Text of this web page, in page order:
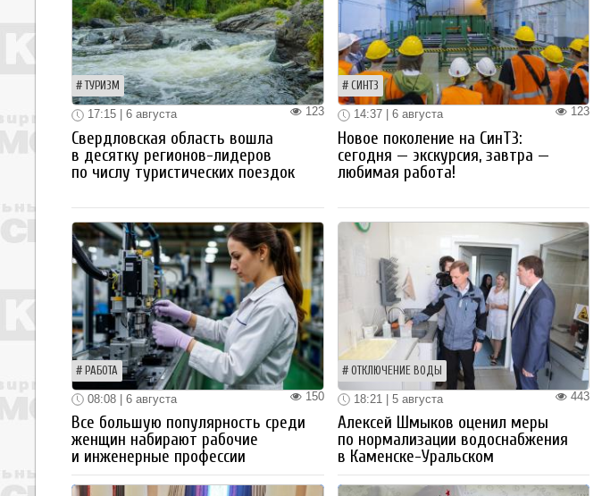
ТУРИЗМ
123
17:15 | 6 августа
Свердловская область вошла
в десятку регионов-лидеров
по числу туристических поездок
СИНТЗ
123
14:37 | 6 августа
Новое поколение на СинТЗ:
сегодня — экскурсия, завтра —
любимая работа!
РАБОТА
150
08:08 | 6 августа
Все большую популярность среди
женщин набирают рабочие
и инженерные профессии
ОТКЛЮЧЕНИЕ ВОДЫ
443
18:21 | 5 августа
Алексей Шмыков оценил меры
по нормализации водоснабжения
в Каменске-Уральском